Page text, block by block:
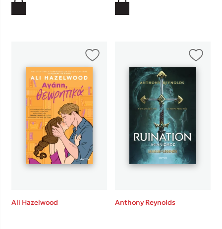
Ali Hazelwood Anthony Reynolds